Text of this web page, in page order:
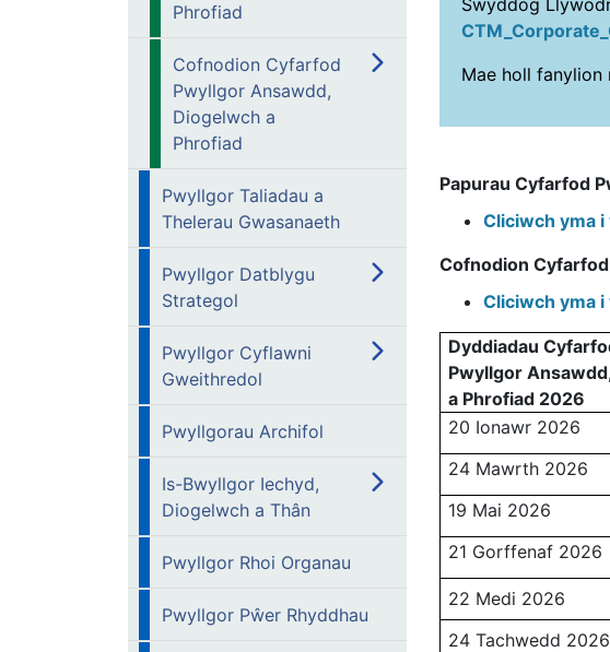
Phrofiad
Cofnodion Cyfarfod
Pwyllgor Ansawdd,
Diogelwch a
Phrofiad
Pwyllgor Taliadau a
Thelerau Gwasanaeth
Pwyllgor Datblygu
Strategol
Pwyllgor Cyflawni
Gweithredol
Pwyllgorau Archifol
Is-Bwyllgor Iechyd,
Diogelwch a Thân
Pwyllgor Rhoi Organau
Pwyllgor Pŵer Rhyddhau
Swyddog
Mae holl
Papurau Cyfarfod
Cliciwch yma
Cofnodion Cyfarfod
Cliciwch yma
Dyddiadau
Pwyllgor
a Phrofiad 2026
20 Ionawr 2026
24 Mawrth 2026
19 Mai 2026
21 Gorffenaf 2026
22 Medi 2026
24 Tachwedd 2026